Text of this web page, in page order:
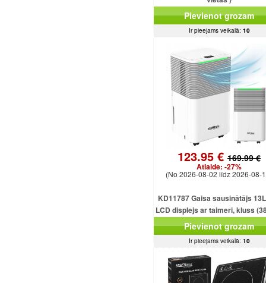
Pievienot grozam
Ir pieejams veikalā: 10
123.95 € 169.99 €
Atlaide: -27%
(No 2026-08-02 līdz 2026-08-
KD11787 Gaisa sausinātājs
LCD displejs ar taimeri, kluss
2,5 l tvertne
Pievienot grozam
Ir pieejams veikalā: 10